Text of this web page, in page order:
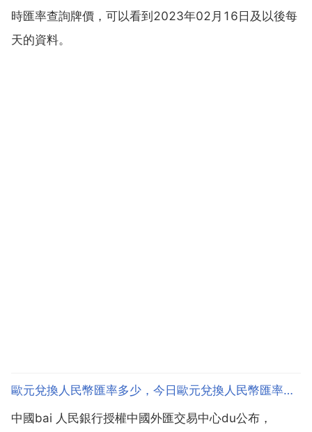
時匯率查詢牌價，可以看到2023年02月16日及以後每
天的資料。
歐元兌換人民幣匯率多少，今日歐元兌換人民幣匯率是多少
中國bai 人民銀行授權中國外匯交易中心du公布，